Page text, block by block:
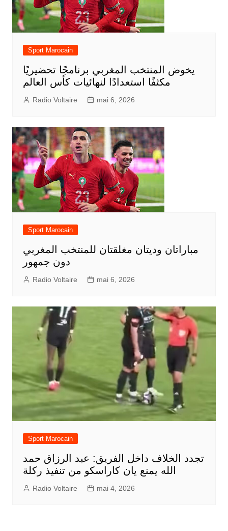
Sport Marocain
يخوض المنتخب المغربي برنامجًا تحضيريًا
مكثفًا استعدادًا لنهائيات كأس العالم
Radio Voltaire mai 6, 2026
Sport Marocain
مباراتان وديتان مغلقتان للمنتخب المغربي
دون جمهور
Radio Voltaire mai 6, 2026
Sport Marocain
تجدد الخلاف داخل الفريق: عبد الرزاق حمد
الله يمنع يان كاراسكو من تنفيذ ركلة
Radio Voltaire mai 4, 2026